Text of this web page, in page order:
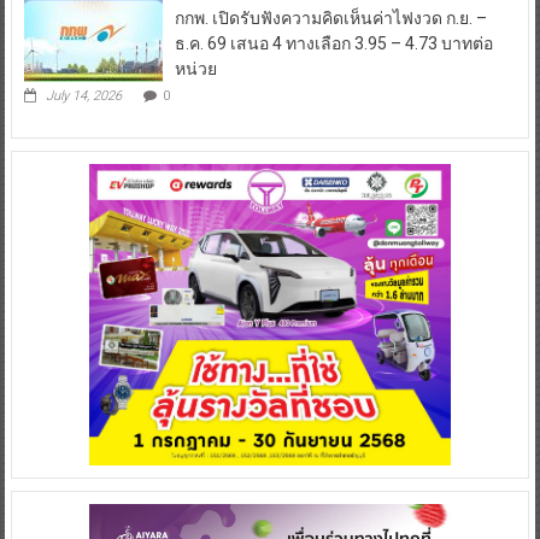
กกพ. เปิดรับฟังความคิดเห็นค่าไฟงวด ก.ย. –
ธ.ค. 69 เสนอ 4 ทางเลือก 3.95 – 4.73 บาทต่อ
หน่วย
July 14, 2026 0